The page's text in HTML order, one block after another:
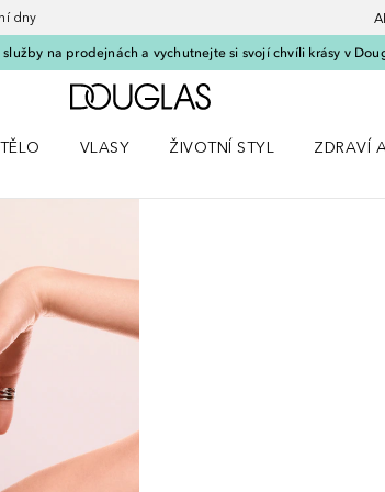
dny
na prodejnách a vychutnejte si svojí chvíli krásy v
Domů
TĚLO
VLASY
ŽIVOTNÍ STYL
ZDRAVÍ